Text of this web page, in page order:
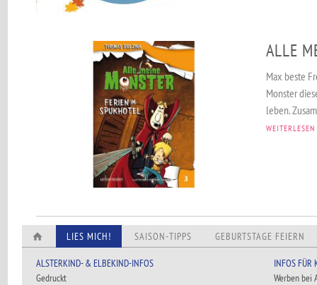
ALLE
Max beste
Monster
leben.
WEITERLESEN
LIES MICH! SAISON-TIPPS GEBURTSTAGE FEIERN
ALSTERKIND- & ELBEKIND-INFOS
Gedruckt
INFOS FÜR
Werben bei